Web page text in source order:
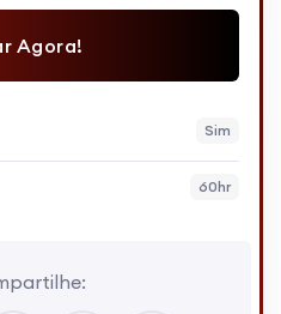
Agora!
Sim
60hr